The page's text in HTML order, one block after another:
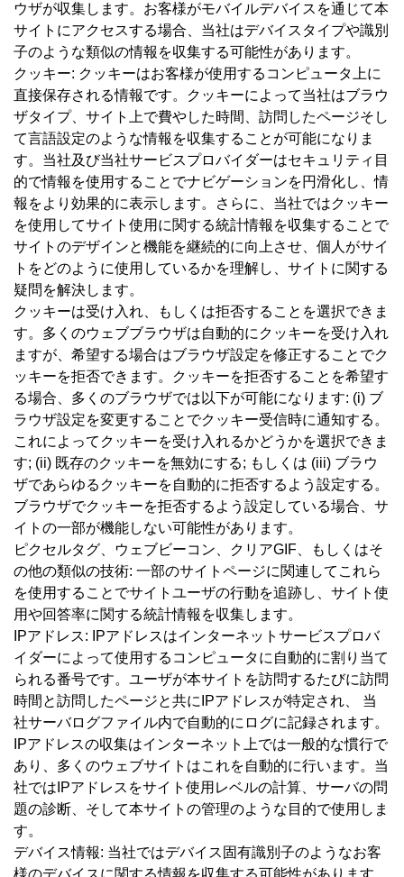
ウザが収集します。お客様がモバイルデバイスを通じて本
サイトにアクセスする場合、当社はデバイスタイプや識別
子のような類似の情報を収集する可能性があります。
クッキー: クッキーはお客様が使用するコンピュータ上に
直接保存される情報です。クッキーによって当社はブラウ
ザタイプ、サイト上で費やした時間、訪問したページそし
て言語設定のような情報を収集することが可能になりま
す。当社及び当社サービスプロバイダーはセキュリティ目
的で情報を使用することでナビゲーションを円滑化し、情
報をより効果的に表示します。さらに、当社ではクッキー
を使用してサイト使用に関する統計情報を収集することで
サイトのデザインと機能を継続的に向上させ、個人がサイ
トをどのように使用しているかを理解し、サイトに関する
疑問を解決します。
クッキーは受け入れ、もしくは拒否することを選択できま
す。多くのウェブブラウザは自動的にクッキーを受け入れ
ますが、希望する場合はブラウザ設定を修正することでク
ッキーを拒否できます。クッキーを拒否することを希望す
る場合、多くのブラウザでは以下が可能になります: (i) ブ
ラウザ設定を変更することでクッキー受信時に通知する。
これによってクッキーを受け入れるかどうかを選択できま
す; (ii) 既存のクッキーを無効にする; もしくは (iii) ブラウ
ザであらゆるクッキーを自動的に拒否するよう設定する。
ブラウザでクッキーを拒否するよう設定している場合、サ
イトの一部が機能しない可能性があります。
ピクセルタグ、ウェブビーコン、クリアGIF、もしくはそ
の他の類似の技術: 一部のサイトページに関連してこれら
を使用することでサイトユーザの行動を追跡し、サイト使
用や回答率に関する統計情報を収集します。
IPアドレス: IPアドレスはインターネットサービスプロバ
イダーによって使用するコンピュータに自動的に割り当て
られる番号です。ユーザが本サイトを訪問するたびに訪問
時間と訪問したページと共にIPアドレスが特定され、 当
社サーバログファイル内で自動的にログに記録されます。
IPアドレスの収集はインターネット上では一般的な慣行で
あり、多くのウェブサイトはこれを自動的に行います。当
社ではIPアドレスをサイト使用レベルの計算、サーバの問
題の診断、そして本サイトの管理のような目的で使用しま
す。
デバイス情報: 当社ではデバイス固有識別子のようなお客
様のデバイスに関する情報を収集する可能性があります。